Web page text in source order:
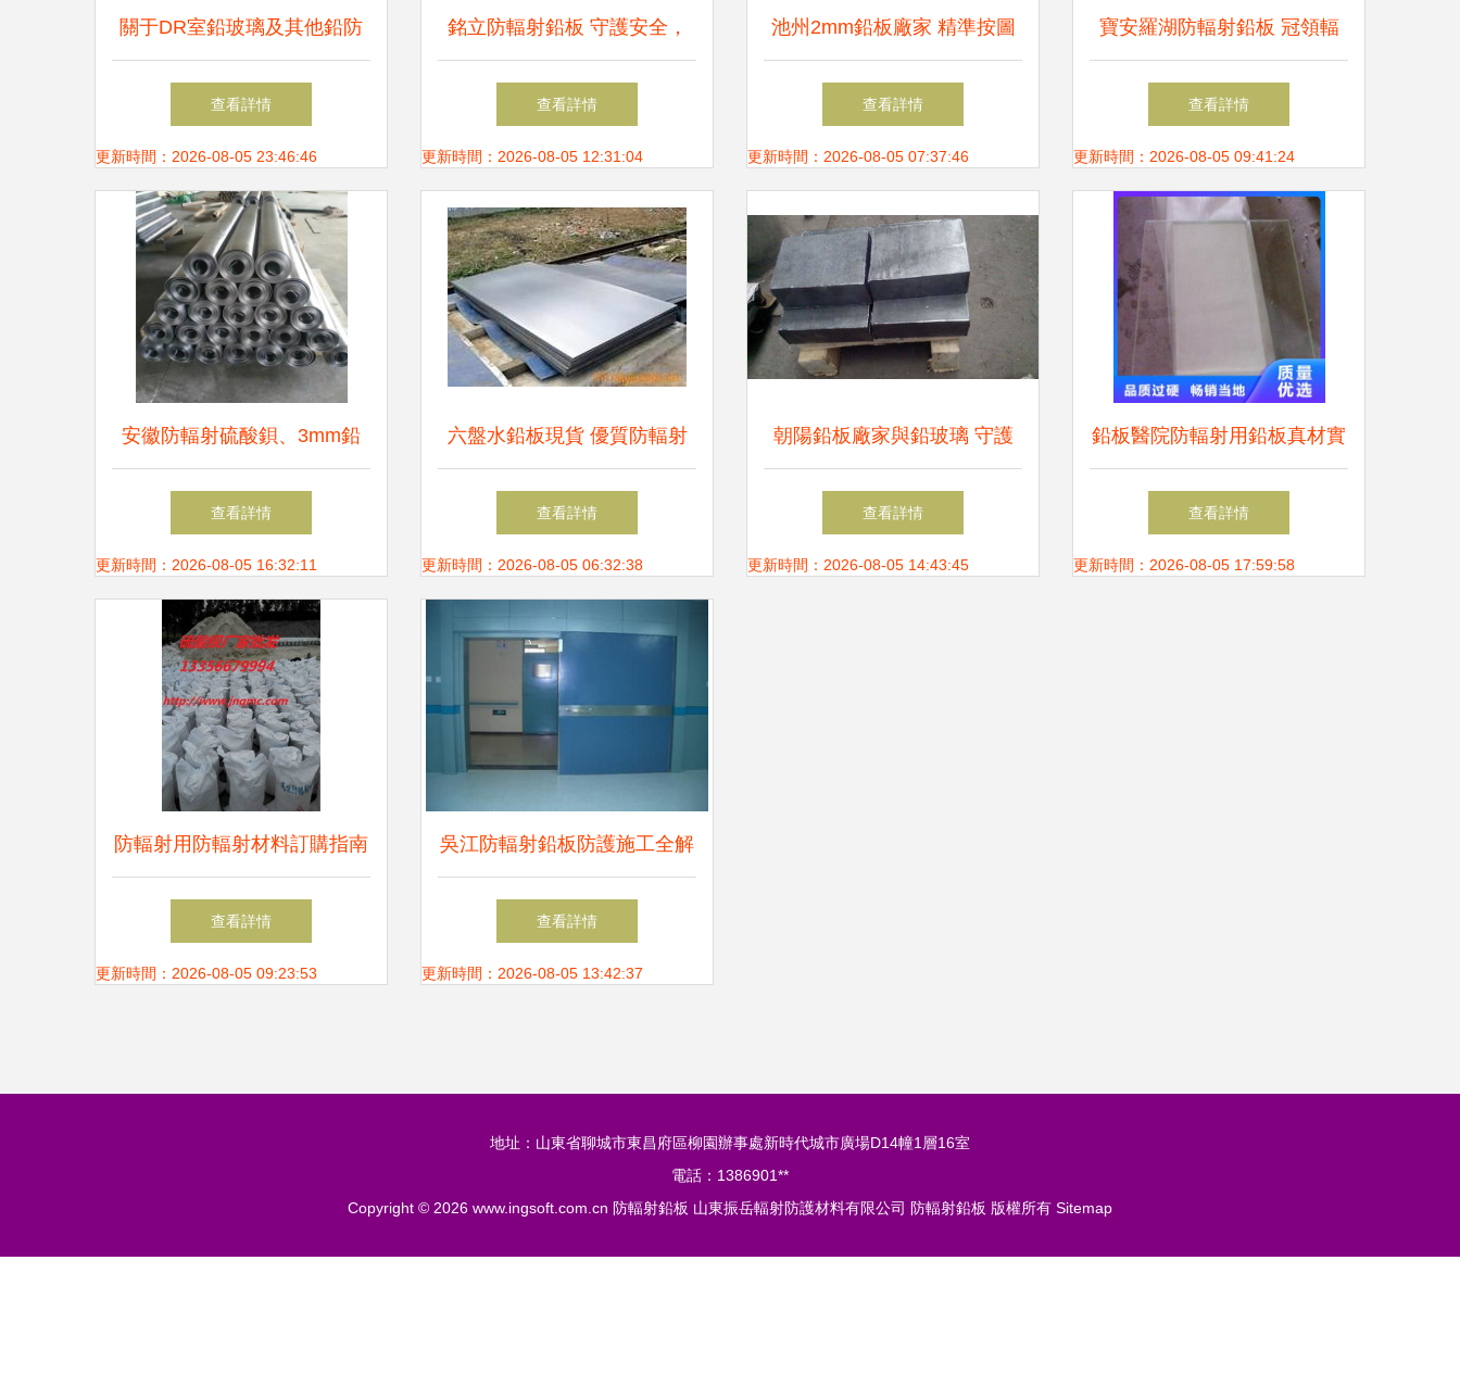
關于DR室鉛玻璃及其他鉛防
護材料的應用研究
查看詳情
更新時間：2026-08-05 23:46:46
銘立防輻射鉛板 守護安全，
精準防護
查看詳情
更新時間：2026-08-05 12:31:04
池州2mm鉛板廠家 精準按圖
加工，打造高品質防輻射鉛板
查看詳情
更新時間：2026-08-05 07:37:46
寶安羅湖防輻射鉛板 冠領輻
射防護工程守護安全每一刻
查看詳情
更新時間：2026-08-05 09:41:24
安徽防輻射硫酸鋇、3mm鉛
板、優質3mm鉛板多少鉛當量
驗收合格?
查看詳情
更新時間：2026-08-05 16:32:11
六盤水鉛板現貨 優質防輻射
鉛板的全方位解析
查看詳情
更新時間：2026-08-05 06:32:38
朝陽鉛板廠家與鉛玻璃 守護
輻射安全的專業之選
查看詳情
更新時間：2026-08-05 14:43:45
鉛板醫院防輻射用鉛板真材實
料
查看詳情
更新時間：2026-08-05 17:59:58
防輻射用防輻射材料訂購指南
查看詳情
更新時間：2026-08-05 09:23:53
吳江防輻射鉛板防護施工全解
析——專業施工確保安全防護
無死角
查看詳情
更新時間：2026-08-05 13:42:37
地址：山東省聊城市東昌府區柳園辦事處新時代城市廣場D14幢1層16室
電話：1386901**
Copyright © 2026 www.ingsoft.com.cn 防輻射鉛板 山東振岳輻射防護材料有限公司 防輻射鉛板 版權所有 Sitemap